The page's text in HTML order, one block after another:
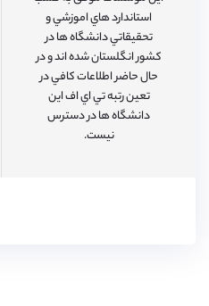
استاندارد هاي اموزشي و
تحقيقاتي دانشگاه ها در
كشور انگلستان شده اند و در
حال حاضر اطلاعات كافي در
تعين رتبه تي اي اف اين
دانشگاه ها در دسترس
نيست.